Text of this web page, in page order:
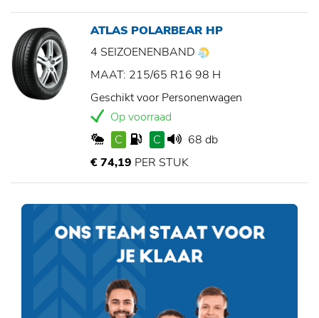
ATLAS POLARBEAR HP
4 SEIZOENENBAND
MAAT: 215/65 R16 98 H
Geschikt voor Personenwagen
Op voorraad
C
C
68 db
€ 74,19 PER STUK